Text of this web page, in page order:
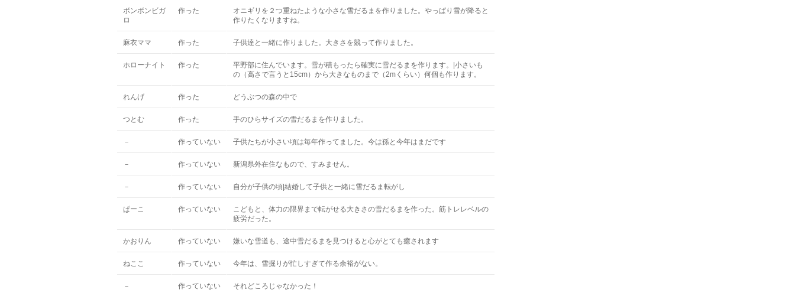
ボンボンビガ
ロ
作った
オニギリを２つ重ねたような小さな雪だるまを作りました。やっぱり雪が降ると
作りたくなりますね。
麻衣ママ 作った 子供達と一緒に作りました。大きさを競って作りました。
ホローナイト 作った
平野部に住んでいます。雪が積もったら確実に雪だるまを作ります。|小さいも
の（高さで言うと15cm）から大きなものまで（2mくらい）何個も作ります。
れんげ 作った どうぶつの森の中で
つとむ 作った 手のひらサイズの雪だるまを作りました。
－ 作っていない 子供たちが小さい頃は毎年作ってました。今は孫と今年はまだです
－ 作っていない 新潟県外在住なもので、すみません。
－ 作っていない 自分が子供の頃|結婚して子供と一緒に雪だるま転がし
ぱーこ 作っていない
こどもと、体力の限界まで転がせる大きさの雪だるまを作った。筋トレレベルの
疲労だった。
かおりん 作っていない 嫌いな雪道も、途中雪だるまを見つけると心がとても癒されます
ねここ 作っていない 今年は、雪掘りが忙しすぎて作る余裕がない。
－ 作っていない それどころじゃなかった！